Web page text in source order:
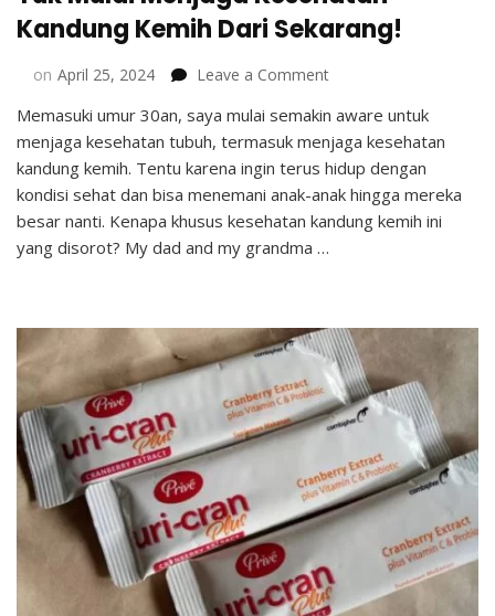
Kandung Kemih Dari Sekarang!
on April 25, 2024 Leave a Commenton
Mulai
Menjaga
Kesehatan
Kandung
Kemih
Memasuki umur 30an, saya mulai semakin aware untuk
menjaga kesehatan tubuh, termasuk menjaga kesehatan
kandung kemih. Tentu karena ingin terus hidup dengan
kondisi sehat dan bisa menemani anak-anak hingga mereka
besar nanti. Kenapa khusus kesehatan kandung kemih ini
yang disorot? My dad and my grandma …